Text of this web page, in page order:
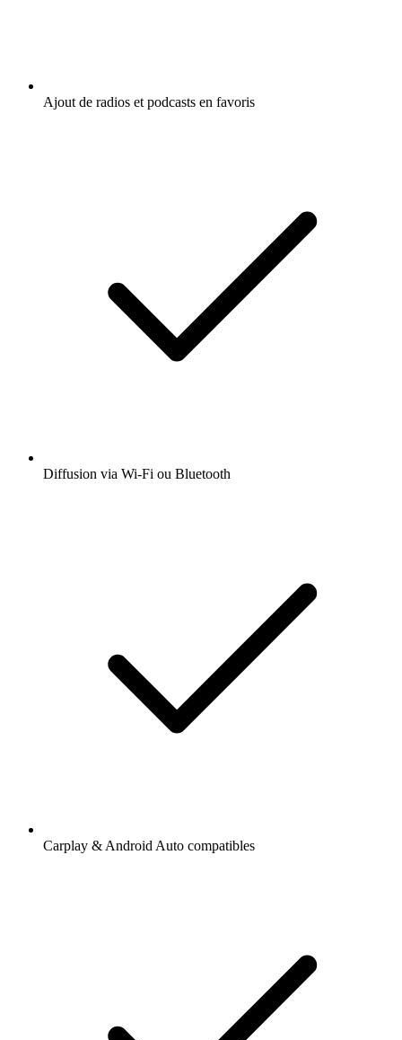
Ajout de radios et podcasts en favoris
Diffusion via Wi-Fi ou Bluetooth
Carplay & Android Auto compatibles